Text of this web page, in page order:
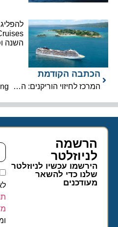
להפליג
השנה
הכתבה הקודמת
המרכז לחיזוי הוריקנים: הסופה הטרופית “מייקל” הפכה להוריקן
הרשמה
לניוזלטר​
הירשמו עכשיו לניוזלטר
שלנו כדי להשאר
מעודכנים